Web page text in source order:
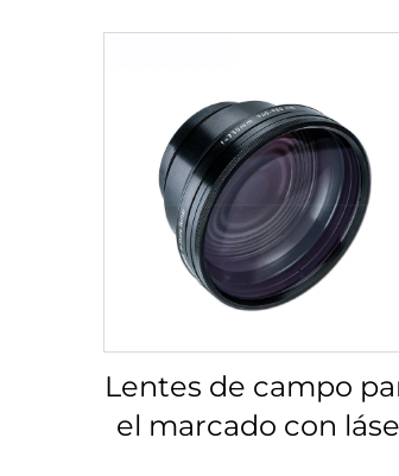
Lentes de campo
el marcado con